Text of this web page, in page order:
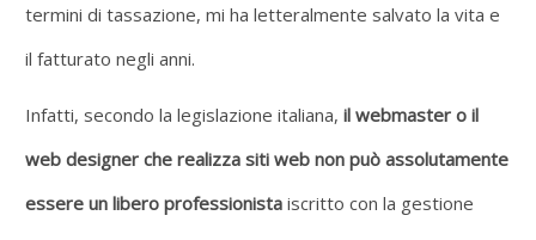
termini di tassazione, mi ha letteralmente salvato la vita e
il fatturato negli anni.
Infatti, secondo la legislazione italiana, il webmaster o il
web designer che realizza siti web non può assolutamente
essere un libero professionistaiscritto con la gestione